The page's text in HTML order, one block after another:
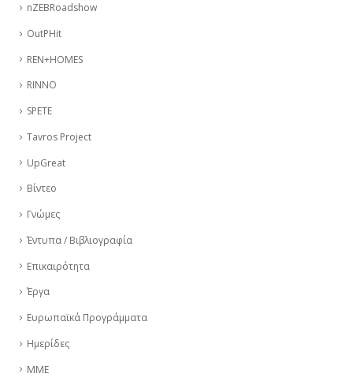
nZEBRoadshow
OutPHit
REN+HOMES
RINNO
SPETE
Tavros Project
UpGreat
Βίντεο
Γνώμες
Έντυπα / Βιβλιογραφία
Επικαιρότητα
Έργα
Ευρωπαϊκά Προγράμματα
Ημερίδες
ΜΜΕ